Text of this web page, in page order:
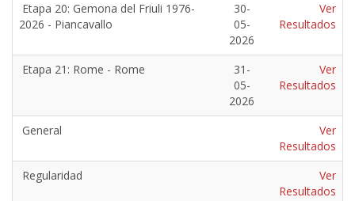
Etapa 20: Gemona del Friuli 1976-
2026 - Piancavallo
30-
05-
2026
Ver
Resultados
Etapa 21: Rome - Rome
31-
05-
2026
Ver
Resultados
General
Ver
Resultados
Regularidad
Ver
Resultados